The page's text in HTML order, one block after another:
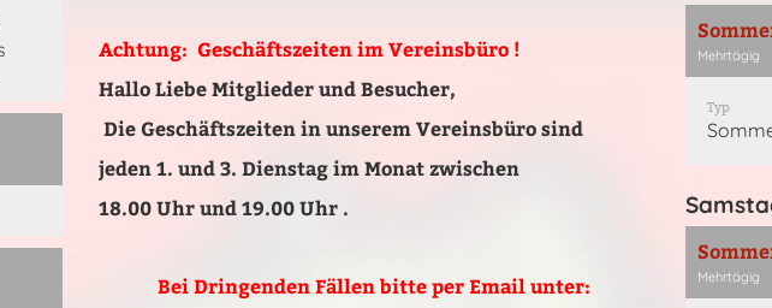
Achtung: Geschäftszeiten im Vereinsbüro !
Hallo Liebe Mitglieder und Besucher,
Die Geschäftszeiten in unserem Vereinsbüro sind
jeden 1. und 3. Dienstag im Monat zwischen
18.00 Uhr und 19.00 Uhr .
Bei Dringenden Fällen bitte per Email unter:
Mehrtägig
Typ
Mehrtägig